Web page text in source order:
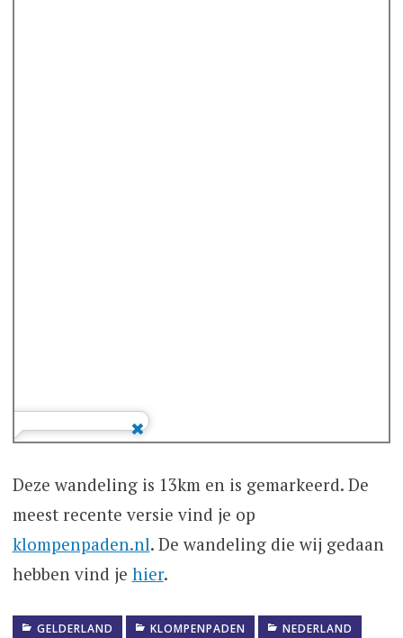
Deze wandeling is 13km en is gemarkeerd. De
meest recente versie vind je op
klompenpaden.nl. De wandeling die wij gedaan
hebben vind je hier.
GELDERLAND KLOMPENPADEN
NEDERLAND